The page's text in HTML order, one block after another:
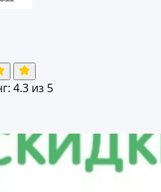
4.3 из 5